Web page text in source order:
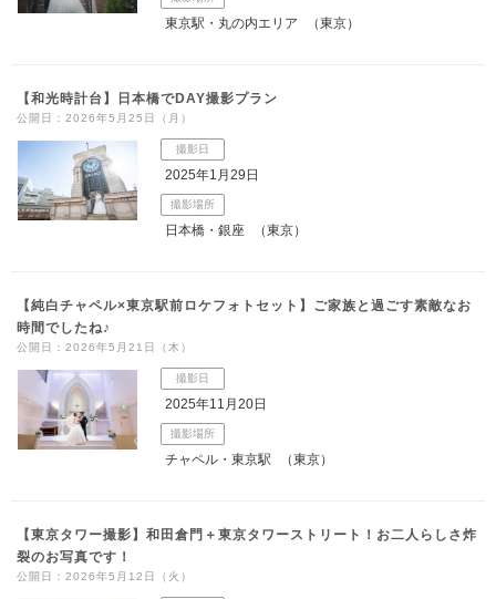
東京駅・丸の内エリア （東京）
【和光時計台】日本橋でDAY撮影プラン
公開日：2026年5月25日（月）
撮影日
2025年1月29日
撮影場所
日本橋・銀座 （東京）
【純白チャペル×東京駅前ロケフォトセット】ご家族と過ごす素敵なお
時間でしたね♪
公開日：2026年5月21日（木）
撮影日
2025年11月20日
撮影場所
チャペル・東京駅 （東京）
【東京タワー撮影】和田倉門＋東京タワーストリート！お二人らしさ炸
裂のお写真です！
公開日：2026年5月12日（火）